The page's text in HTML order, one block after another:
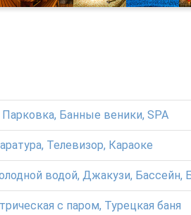
Банные веники, SPA
Телевизор, Караоке
водой, Джакузи, Бассейн,
с паром, Турецкая баня